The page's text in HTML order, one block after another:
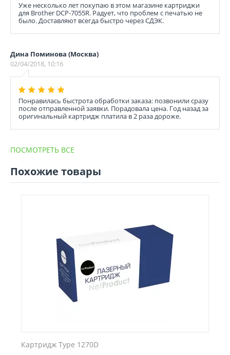
Уже несколько лет покупаю в этом магазине картриджи
для Brother DCP-7055R. Радует, что проблем с печатью не
было. Доставляют всегда быстро через СДЭК.
Дина Поминова (Москва)
02/04/2018, 10:16
Понравилась быстрота обработки заказа: позвонили сразу
после отправленной заявки. Порадовала цена. Год назад за
оригинальный картридж платила в 2 раза дороже.
ПОСМОТРЕТЬ ВСЕ
Похожие товары
Картридж Type 1270D